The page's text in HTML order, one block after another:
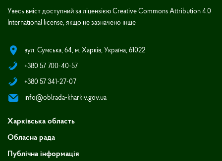
Увесь вміст доступний за ліцензією Creative Commons Attribution 4.0
International license, якщо не зазначено інше
вул. Сумська, 64, м. Харків, Україна, 61022
+380 57 700-40-57
+380 57 341-27-07
info@oblrada-kharkiv.gov.ua
Харківська область
Обласна рада
Публічна інформація